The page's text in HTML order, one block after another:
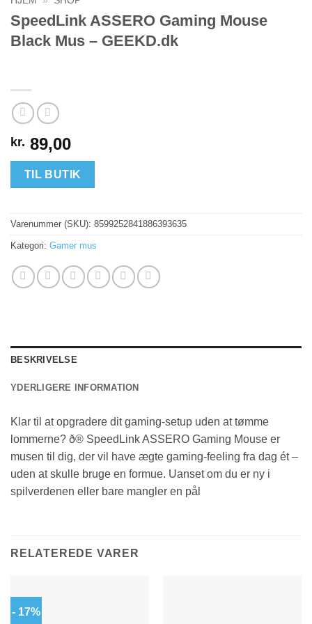
SpeedLink ASSERO Gaming Mouse
Black Mus – GEEKD.dk
kr. 89,00
TIL BUTIK
Varenummer (SKU): 8599252841886393635
Kategori: Gamer mus
BESKRIVELSE
YDERLIGERE INFORMATION
Klar til at opgradere dit gaming-setup uden at tømme
lommerne? ð® SpeedLink ASSERO Gaming Mouse er
musen til dig, der vil have ægte gaming-feeling fra dag ét –
uden at skulle bruge en formue. Uanset om du er ny i
spilverdenen eller bare mangler en pål
RELATEREDE VARER
- 17%